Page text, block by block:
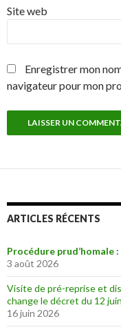
Site web
Enregistrer mon
navigateur pour mon
ARTICLES RÉCENTS
Procédure prud’homale
3 août 2026
Visite de pré-reprise et
change le décret du 12
16 juin 2026